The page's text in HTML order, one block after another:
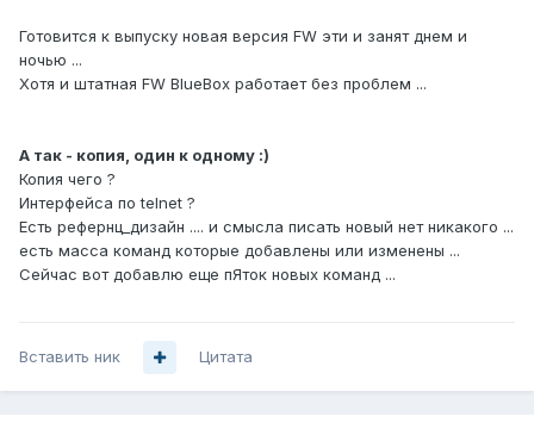
Готовится к выпуску новая версия FW эти и занят днем и
ночью ...
Хотя и штатная FW BlueBox работает без проблем ...
А так - копия, один к одному :)
Копия чего ?
Интерфейса по telnet ?
Есть рефернц_дизайн .... и смысла писать новый нет никакого ...
есть масса команд которые добавлены или изменены ...
Сейчас вот добавлю еще пЯток новых команд ...
Вставить ник Цитата